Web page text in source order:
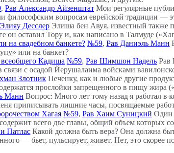
, Рав Александр Айзенштат Мои регулярные
философским вопросам еврейской традиции —
Десслер Элиша бен Авуя, известный также
оставил Тору и, как написано в Талмуде
на свадебном банкете? №59, Рав Даниэль Манн
или на банкет?
всеобщего Кадиша №59, Рав Шимшон Надель Рав
связи с осадой Йерушалаима войсками
Злотник Печенку, как и любые другие
прослойки запрещенного в пищу жира
Манн Вопрос: Много лет тому назад я работал в
приписывать лишние часы, посвящаемые
Хагая №59, Рав Хаим Суницкий Один
всего две главы, общий объем которых
Патлас Какой должна быть вера? Она должна
— бьет, пульсирует, живет. Нет, это